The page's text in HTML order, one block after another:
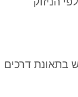
הניזוק
בגין נזקי רכב-רכוש בתאונת דרכים